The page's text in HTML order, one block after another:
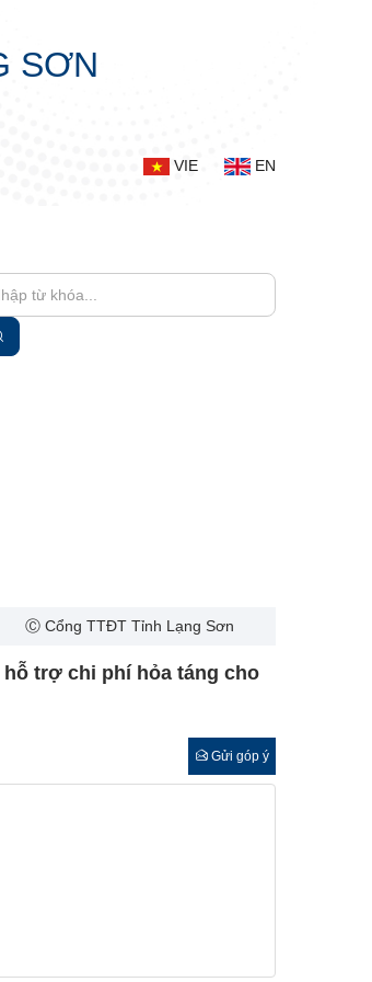
SƠN
VIE EN
Ⓒ Cổng TTĐT Tỉnh Lạng Sơn
trợ chi phí hỏa táng cho
Gửi góp ý